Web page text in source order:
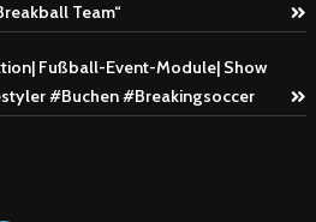
Team“
Fußball-Event-Module| Show
#Buchen #Breakingsoccer